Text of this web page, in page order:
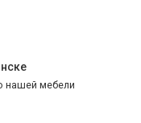
нашей мебели